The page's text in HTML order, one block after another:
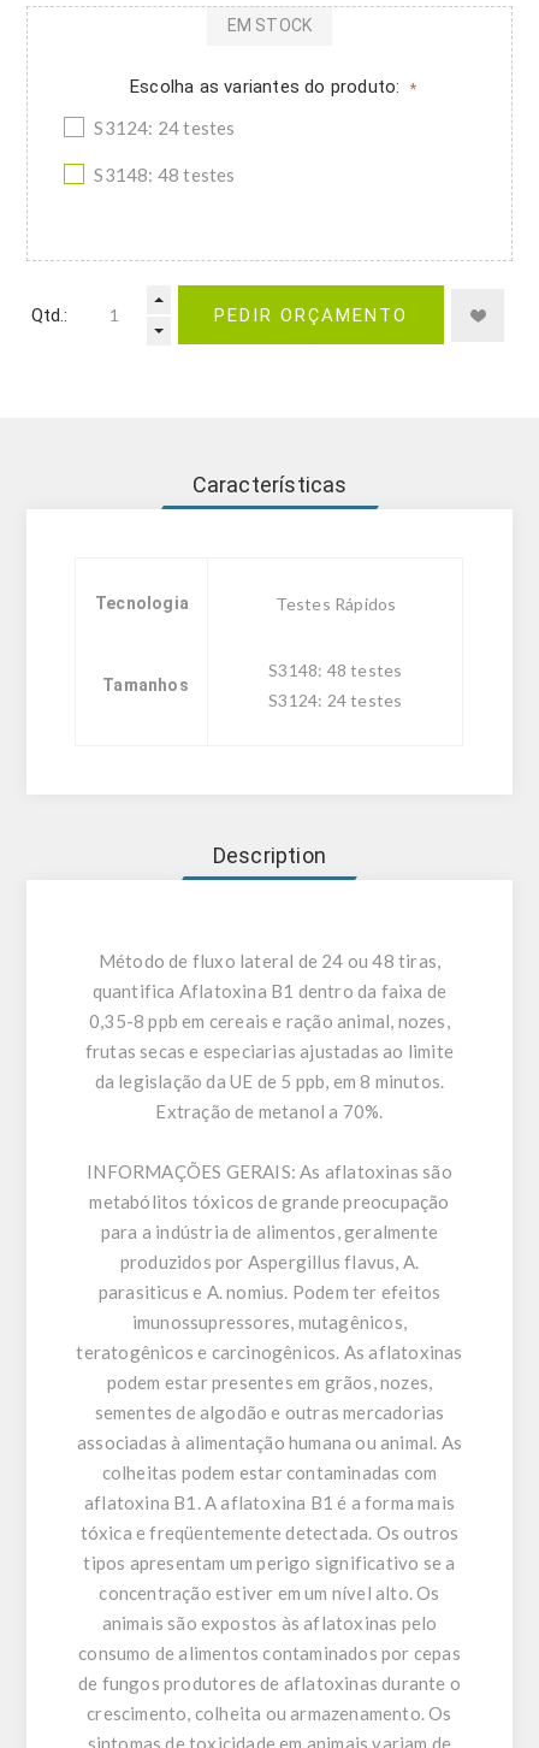
Escolha as variantes do produto: *
S3124: 24 testes
S3148: 48 testes
EM STOCK
Qtd.: PEDIR ORÇAMENTO
Características
Tecnologia Testes Rápidos
Tamanhos
S3148: 48 testes
S3124: 24 testes
Description
Método de fluxo lateral de 24 ou 48 tiras,
quantifica Aflatoxina B1 dentro da faixa de
0,35-8 ppb em cereais e ração animal, nozes,
frutas secas e especiarias ajustadas ao limite
da legislação da UE de 5 ppb, em 8 minutos.
Extração de metanol a 70%.
INFORMAÇÕES GERAIS:As aflatoxinas são
metabólitos tóxicos de grande preocupação
para a indústria de alimentos, geralmente
produzidos por Aspergillus flavus, A.
parasiticus e A. nomius. Podem ter efeitos
imunossupressores, mutagênicos,
teratogênicos e carcinogênicos. As aflatoxinas
podem estar presentes em grãos, nozes,
sementes de algodão e outras mercadorias
associadas à alimentação humana ou animal. As
colheitas podem estar contaminadas com
aflatoxina B1. A aflatoxina B1 é a forma mais
tóxica e freqüentemente detectada. Os outros
tipos apresentam um perigo significativo se a
concentração estiver em um nível alto. Os
animais são expostos às aflatoxinas pelo
consumo de alimentos contaminados por cepas
de fungos produtores de aflatoxinas durante o
crescimento, colheita ou armazenamento. Os
sintomas de toxicidade em animais variam de